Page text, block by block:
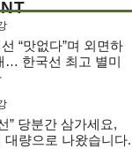
“맛없다”며 외면하
… 한국선 최고 별미
” 당분간 삼가세요,
대량으로 나왔습니다.